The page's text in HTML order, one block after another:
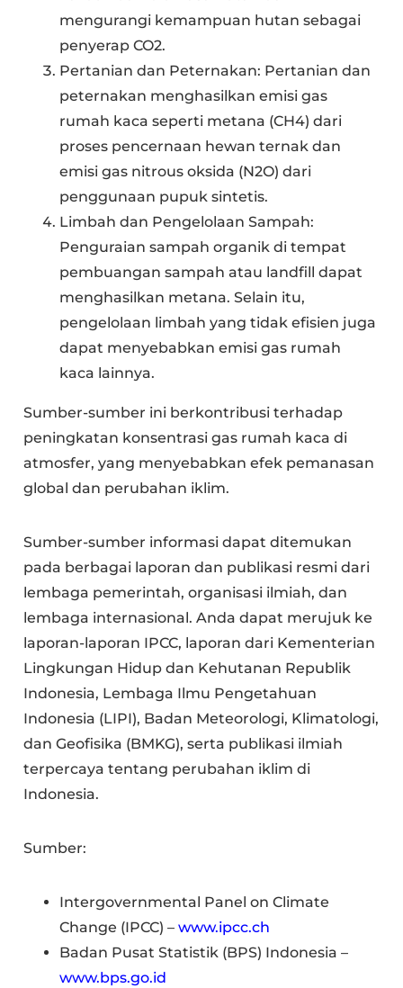
mengurangi kemampuan hutan sebagai
penyerap CO2.
Pertanian dan Peternakan: Pertanian dan
peternakan menghasilkan emisi gas
rumah kaca seperti metana (CH4) dari
proses pencernaan hewan ternak dan
emisi gas nitrous oksida (N2O) dari
penggunaan pupuk sintetis.
Limbah dan Pengelolaan Sampah:
Penguraian sampah organik di tempat
pembuangan sampah atau landfill dapat
menghasilkan metana. Selain itu,
pengelolaan limbah yang tidak efisien juga
dapat menyebabkan emisi gas rumah
kaca lainnya.
Sumber-sumber ini berkontribusi terhadap
peningkatan konsentrasi gas rumah kaca di
atmosfer, yang menyebabkan efek pemanasan
global dan perubahan iklim.
Sumber-sumber informasi dapat ditemukan
pada berbagai laporan dan publikasi resmi dari
lembaga pemerintah, organisasi ilmiah, dan
lembaga internasional. Anda dapat merujuk ke
laporan-laporan IPCC, laporan dari Kementerian
Lingkungan Hidup dan Kehutanan Republik
Indonesia, Lembaga Ilmu Pengetahuan
Indonesia (LIPI), Badan Meteorologi, Klimatologi,
dan Geofisika (BMKG), serta publikasi ilmiah
terpercaya tentang perubahan iklim di
Indonesia.
Sumber:
Intergovernmental Panel on Climate
Change (IPCC) –www.ipcc.ch
Badan Pusat Statistik (BPS) Indonesia –
www.bps.go.id